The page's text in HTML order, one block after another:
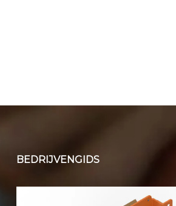
BEDRIJVENGIDS